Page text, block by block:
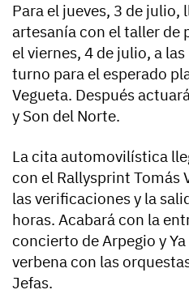
Para el jueves, 3 de julio,
artesanía con el taller de
el viernes, 4 de julio, a
turno para el esperado
Vegueta. Después
y Son del Norte.
La cita automovilística
con el Rallysprint Tomás
las verificaciones y la
horas. Acabará con la
concierto de Arpegio y
verbena con las
Jefas.